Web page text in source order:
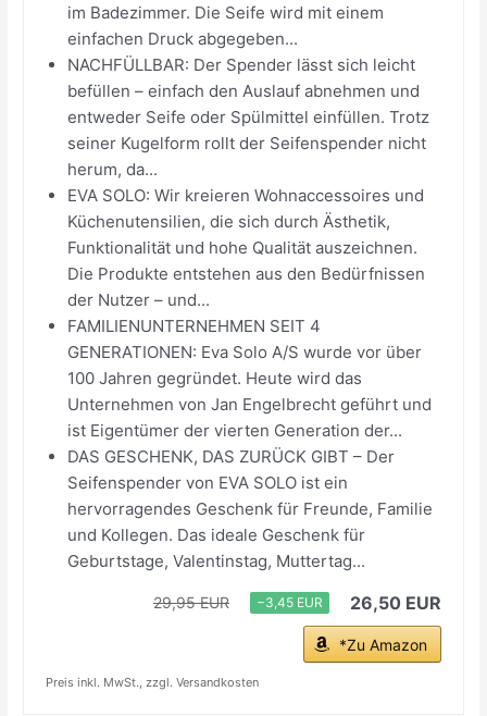
im Badezimmer. Die Seife wird mit einem
einfachen Druck abgegeben...
NACHFÜLLBAR: Der Spender lässt sich leicht
befüllen – einfach den Auslauf abnehmen und
entweder Seife oder Spülmittel einfüllen. Trotz
seiner Kugelform rollt der Seifenspender nicht
herum, da...
EVA SOLO: Wir kreieren Wohnaccessoires und
Küchenutensilien, die sich durch Ästhetik,
Funktionalität und hohe Qualität auszeichnen.
Die Produkte entstehen aus den Bedürfnissen
der Nutzer – und...
FAMILIENUNTERNEHMEN SEIT 4
GENERATIONEN: Eva Solo A/S wurde vor über
100 Jahren gegründet. Heute wird das
Unternehmen von Jan Engelbrecht geführt und
ist Eigentümer der vierten Generation der...
DAS GESCHENK, DAS ZURÜCK GIBT – Der
Seifenspender von EVA SOLO ist ein
hervorragendes Geschenk für Freunde, Familie
und Kollegen. Das ideale Geschenk für
Geburtstage, Valentinstag, Muttertag...
29,95 EUR −3,45 EUR 26,50 EUR
*Zu Amazon
Preis inkl. MwSt., zzgl. Versandkosten